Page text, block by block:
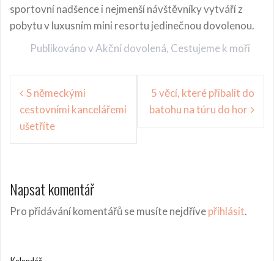
sportovní nadšence i nejmenší návštěvníky vytváří z
pobytu v luxusním mini resortu jedinečnou dovolenou.
Publikováno vAkční dovolená, Cestujeme k moři
Navigace
pro
příspěvek
S německými
cestovními kancelářemi
ušetříte
5 věcí, které přibalit do
batohu na túru do hor
Napsat komentář
Pro přidávání komentářů se musíte nejdřívepřihlásit.